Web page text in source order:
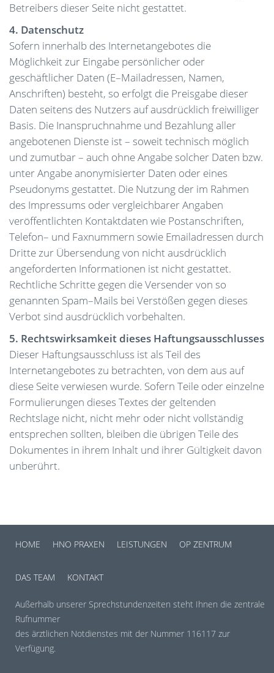
Betreibers dieser Seite nicht gestattet.
4. Datenschutz
Sofern innerhalb des Internetangebotes die
Möglichkeit zur Eingabe persönlicher oder
geschäftlicher Daten (E–Mailadressen, Namen,
Anschriften) besteht, so erfolgt die Preisgabe dieser
Daten seitens des Nutzers auf ausdrücklich freiwilliger
Basis. Die Inanspruchnahme und Bezahlung aller
angebotenen Dienste ist – soweit technisch möglich
und zumutbar – auch ohne Angabe solcher Daten bzw.
unter Angabe anonymisierter Daten oder eines
Pseudonyms gestattet. Die Nutzung der im Rahmen
des Impressums oder vergleichbarer Angaben
veröffentlichten Kontaktdaten wie Postanschriften,
Telefon– und Faxnummern sowie Emailadressen durch
Dritte zur Übersendung von nicht ausdrücklich
angeforderten Informationen ist nicht gestattet.
Rechtliche Schritte gegen die Versender von so
genannten Spam–Mails bei Verstößen gegen dieses
Verbot sind ausdrücklich vorbehalten.
5. Rechtswirksamkeit dieses Haftungsausschlusses
Dieser Haftungsausschluss ist als Teil des
Internetangebotes zu betrachten, von dem aus auf
diese Seite verwiesen wurde. Sofern Teile oder einzelne
Formulierungen dieses Textes der geltenden
Rechtslage nicht, nicht mehr oder nicht vollständig
entsprechen sollten, bleiben die übrigen Teile des
Dokumentes in ihrem Inhalt und ihrer Gültigkeit davon
unberührt.
HOME HNO PRAXEN LEISTUNGEN OP ZENTRUM
DAS TEAM KONTAKT
Außerhalb unserer Sprechstundenzeiten steht Ihnen die zentrale
Rufnummer
des ärztlichen Notdienstes mit der Nummer 116117 zur
Verfügung.